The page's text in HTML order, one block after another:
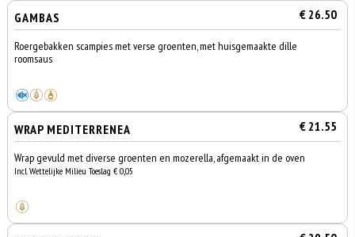
GAMBAS € 26.50
Roergebakken scampies met verse groenten, met huisgemaakte dille
roomsaus
WRAP MEDITERRENEA € 21.55
Wrap gevuld met diverse groenten en mozerella, afgemaakt in de oven
Incl. Wettelijke Milieu Toeslag € 0,05